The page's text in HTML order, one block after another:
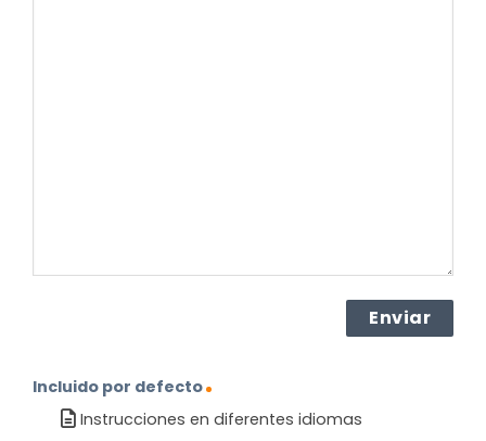
Incluido por defecto
Instrucciones en diferentes idiomas